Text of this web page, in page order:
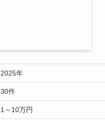
2025年
30件
1～10万円